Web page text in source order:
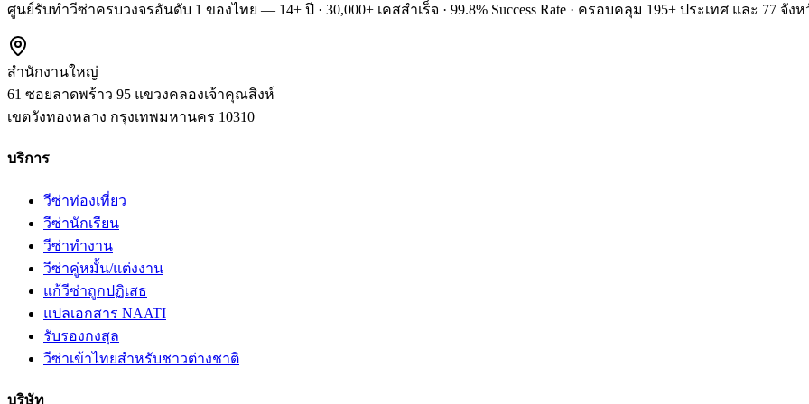
ศูนย์รับทำวีซ่าครบวงจรอันดับ 1 ของไทย — 14+ ปี · 30,000+ เคสสำเร็จ · 99.8% Success Rate · ครอบคลุม 195+ ประเทศ และ 77 จัง
สำนักงานใหญ่
61 ซอยลาดพร้าว 95 แขวงคลองเจ้าคุณสิงห์
เขตวังทองหลาง กรุงเทพมหานคร 10310
บริการ
วีซ่าท่องเที่ยว
วีซ่านักเรียน
วีซ่าทำงาน
วีซ่าคู่หมั้น/แต่งงาน
แก้วีซ่าถูกปฏิเสธ
แปลเอกสาร NAATI
รับรองกงสุล
วีซ่าเข้าไทยสำหรับชาวต่างชาติ
บริษัท